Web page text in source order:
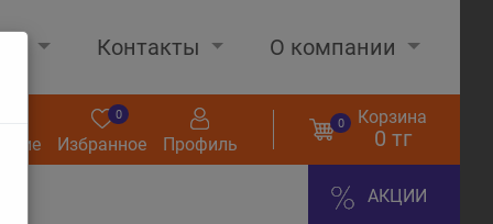
Контакты О компании
Избранное
0
Профиль
0 Корзина
0 тг
АКЦИИ